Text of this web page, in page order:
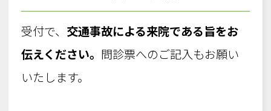
受付で、 交通事故による来院である旨をお
伝えください。 問診票へのご記入もお願い
いたします。